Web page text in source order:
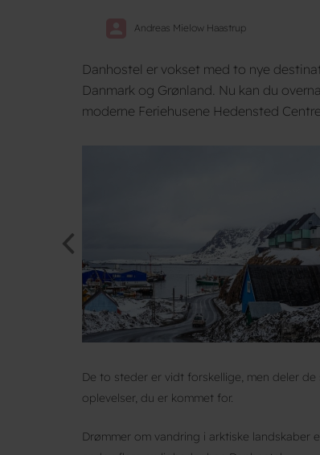
Andreas Mielow Haastrup
Danhostel er vokset med to nye
Danmark og Grønland. Nu kan du
moderne Feriehusene Hedensted
De to steder er vidt forskellige, men deler
oplevelser, du er kommet for.
Drømmer om vandring i arktiske